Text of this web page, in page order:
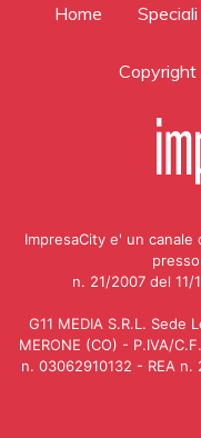
Home Speciali
Copyright
ImpresaCity e' un
n. 21/2007 del 11/
G11 MEDIA S.R.L. Sede
MERONE (CO) - P.IVA/
n. 03062910132 - REA n.